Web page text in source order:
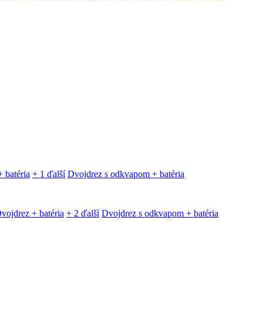
batéria + 1 ďalší Dvojdrez s odkvapom + batéria
+ batéria + 2 ďalší Dvojdrez s odkvapom + batéria